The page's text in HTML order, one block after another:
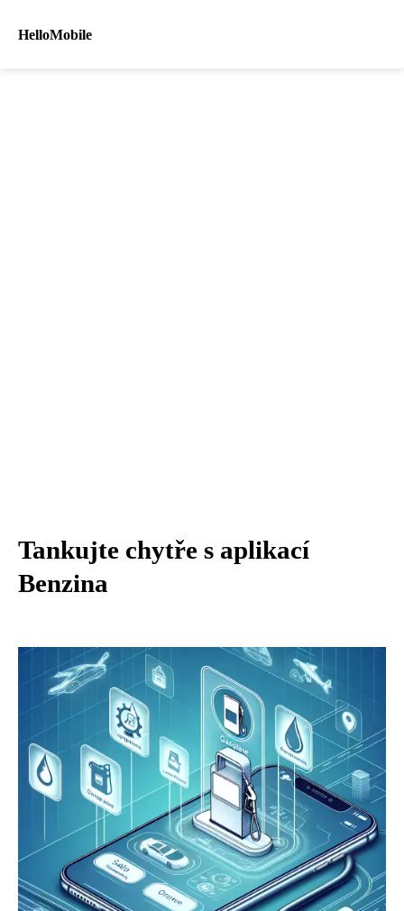
HelloMobile
Tankujte chytře s aplikací
Benzina